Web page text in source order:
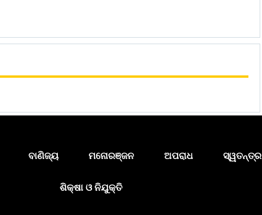
ବାଣିଜ୍ୟ ମନୋରଞ୍ଜନ ଅପରାଧ ସ୍ୱତନ୍ତ୍ର
ଶିକ୍ଷା ଓ ନିଯୁକ୍ତି